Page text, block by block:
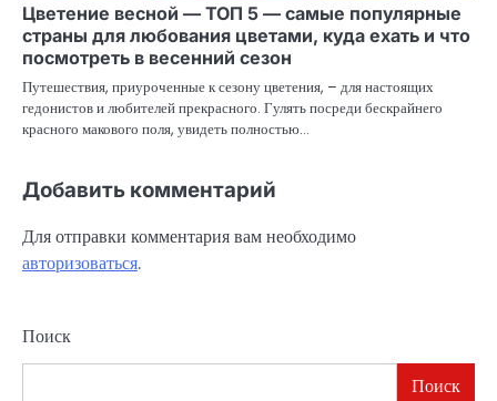
Цветение весной — ТОП 5 — самые популярные
страны для любования цветами, куда ехать и что
посмотреть в весенний сезон
Путешествия, приуроченные к сезону цветения, – для настоящих
гедонистов и любителей прекрасного. Гулять посреди бескрайнего
красного макового поля, увидеть полностью…
Добавить комментарий
Для отправки комментария вам необходимо
авторизоваться.
Поиск
Поиск